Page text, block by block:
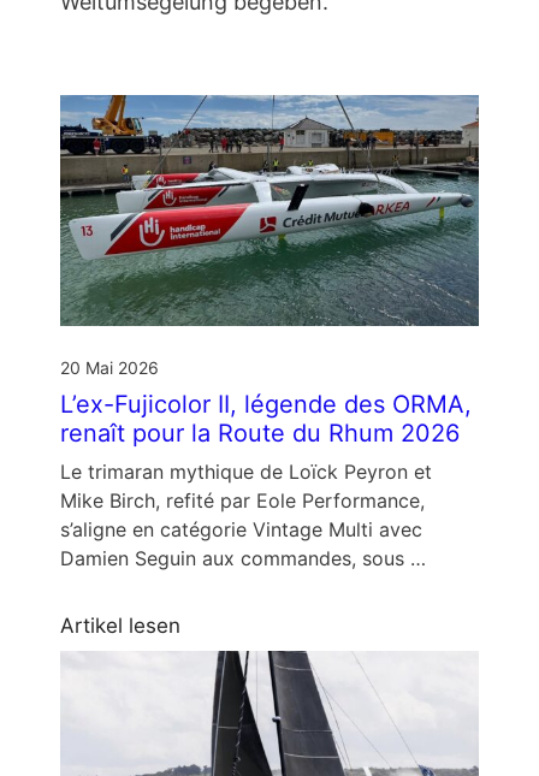
20 Mai 2026
L’ex-Fujicolor II, légende des ORMA,
renaît pour la Route du Rhum 2026
Le trimaran mythique de Loïck Peyron et
Mike Birch, refité par Eole Performance,
s’aligne en catégorie Vintage Multi avec
Damien Seguin aux commandes, sous …
Artikel lesen